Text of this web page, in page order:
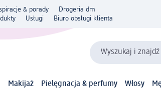
& porady
Drogeria dm
Usługi Biuro obsługi klienta
Wyszukaj i znajdź
Makijaż Pielęgnacja & perfumy Włosy